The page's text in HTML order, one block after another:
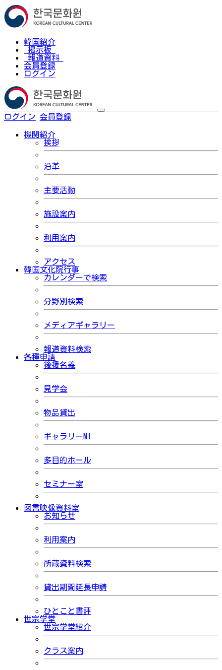
韓国紹介
掲示板
報道資料
会員登録
ログイン
ログイン 会員登録
機関紹介
挨拶
沿革
主要活動
施設案内
利用案内
アクセス
韓国文化院行事
カレンダーで検索
分野別検索
メディアギャラリー
報道資料検索
各種申請
後援名義
見学会
物品貸出
ギャラリーMI
多目的ホール
セミナー室
図書映像資料室
お知らせ
利用案内
所蔵資料検索
貸出期間延長申請
ひとこと書評
世宗学堂
世宗学堂紹介
クラス案内